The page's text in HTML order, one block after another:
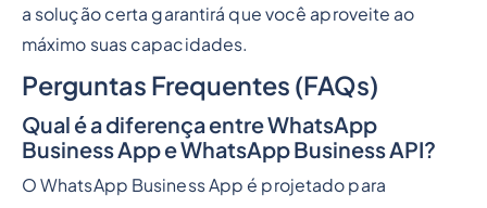
a solução certa garantirá que você aproveite ao
máximo suas capacidades.
Perguntas Frequentes (FAQs)
Qual é a diferença entre WhatsApp
Business App e WhatsApp Business API?
O WhatsApp Business App é projetado para